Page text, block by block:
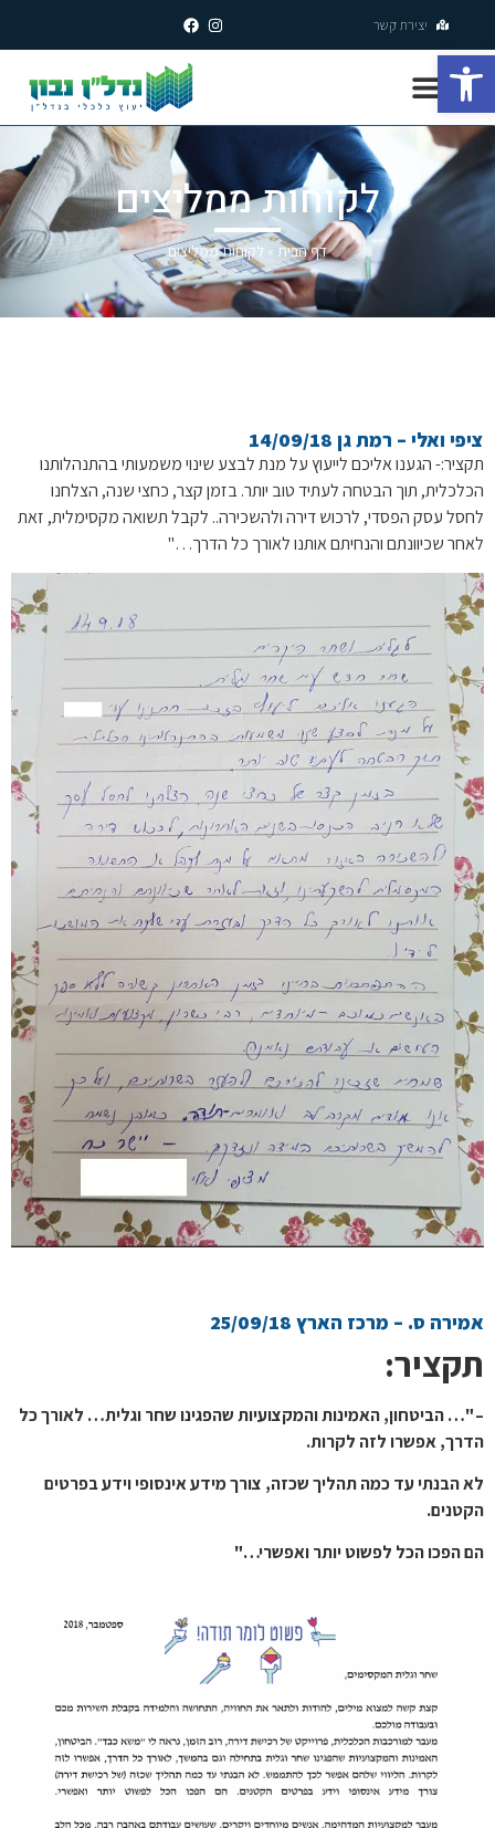
פתח סרגל נגישות
יצירת קשר
לקוחות ממליצים
דף הבית » לקוחות ממליצים
ציפי ואלי – רמת גן 14/09/18
תקציר:- הגענו אליכם לייעוץ על מנת לבצע שינוי משמעותי בהתנהלותנו
הכלכלית, תוך הבטחה לעתיד טוב יותר. בזמן קצר, כחצי שנה, הצלחנו
לחסל עסק הפסדי, לרכוש דירה ולהשכירה.. לקבל תשואה מקסימלית, זאת
לאחר שכיוונתם והנחיתם אותנו לאורך כל הדרך…"
אמירה ס. – מרכז הארץ 25/09/18
תקציר:
– "… הביטחון, האמינות והמקצועיות שהפגינו שחר וגלית… לאורך כל
הדרך, אפשרו לזה לקרות.
לא הבנתי עד כמה תהליך שכזה, צורך מידע אינסופי וידע בפרטים
הקטנים.
הם הפכו הכל לפשוט יותר ואפשרי…"